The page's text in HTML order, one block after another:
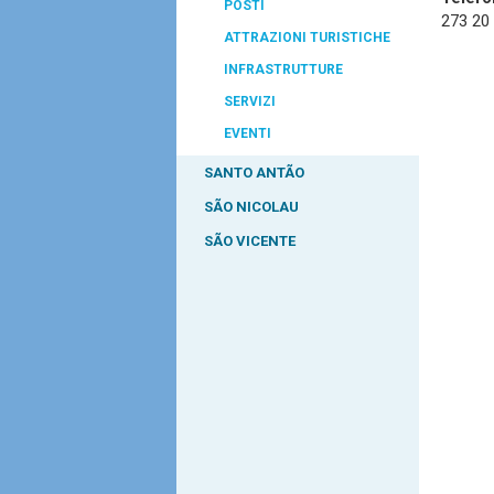
POSTI
ATTRAZIONI TURISTICHE
INFRASTRUTTURE
SERVIZI
EVENTI
SANTO ANTÃO
SÃO NICOLAU
SÃO VICENTE
273 20